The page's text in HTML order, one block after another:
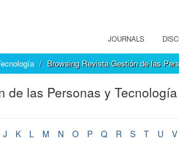
JOURNALS
Browsing Revista Gestión de las
de las Personas y
J K L M N O P Q R S T U V